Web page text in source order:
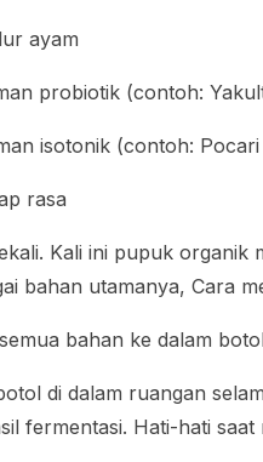
ayam
probiotik (contoh:
isotonik (contoh: Pocari
rasa
Kali ini pupuk organik
bahan utamanya, Cara
bahan ke dalam
di dalam ruangan
fermentasi. Hati-hati